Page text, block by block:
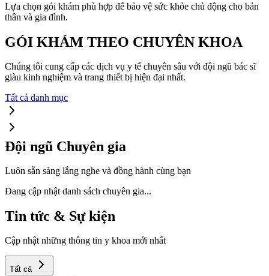
Lựa chọn gói khám phù hợp để bảo vệ sức khỏe chủ động cho bản
thân và gia đình.
GÓI KHÁM THEO CHUYÊN KHOA
Chúng tôi cung cấp các dịch vụ y tế chuyên sâu với đội ngũ bác sĩ
giàu kinh nghiệm và trang thiết bị hiện đại nhất.
Tất cả danh mục
Đội ngũ Chuyên gia
Luôn sẵn sàng lắng nghe và đồng hành cùng bạn
Đang cập nhật danh sách chuyên gia...
Tin tức & Sự kiện
Cập nhật những thông tin y khoa mới nhất
Tất cả